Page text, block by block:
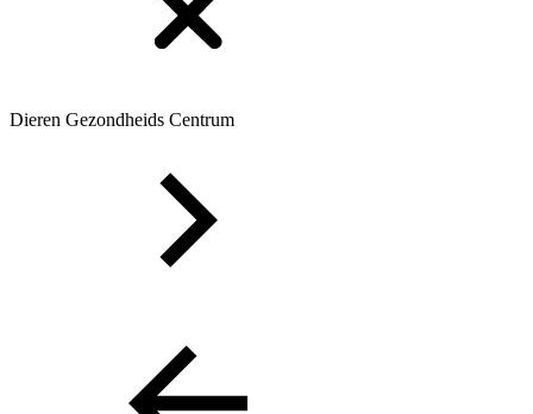
Dieren Gezondheids Centrum